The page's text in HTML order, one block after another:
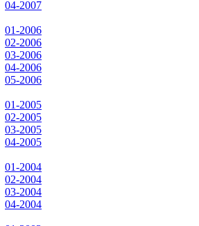
04-2007
01-2006
02-2006
03-2006
04-2006
05-2006
01-2005
02-2005
03-2005
04-2005
01-2004
02-2004
03-2004
04-2004